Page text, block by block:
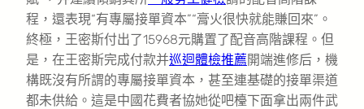
程，還表現“有專屬接單資本”“膏火很快就能賺回來”。
終極，王密斯付出了15968元購置了配音高階課程。但
是，在王密斯完成付款并巡迴體檢推薦開端進修后，機
構既沒有所謂的專屬接單資本，甚至連基礎的接單渠道
都未供給。這是中國花費者協她從吧檯下面拿出兩件武